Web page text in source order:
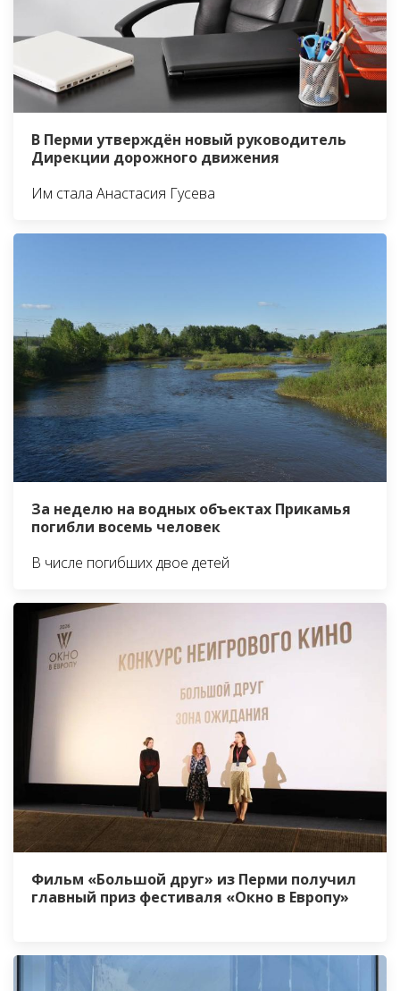
В Перми утверждён новый руководитель
Дирекции дорожного движения
Им стала Анастасия Гусева
За неделю на водных объектах Прикамья
погибли восемь человек
В числе погибших двое детей
Фильм «Большой друг» из Перми получил
главный приз фестиваля «Окно в Европу»